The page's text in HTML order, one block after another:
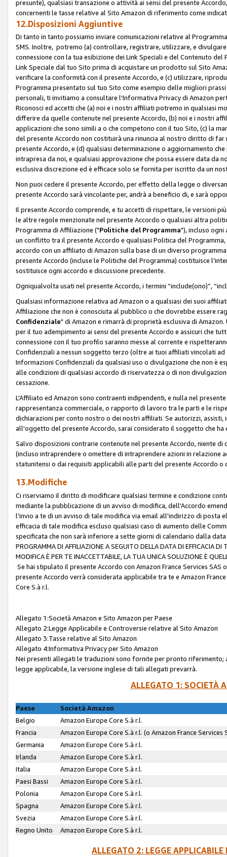
presunte), qualsiasi transazione o attività ai sensi del presente
concernenti le tasse relative al Sito Amazon di riferimento come
12.Disposizioni Aggiuntive
Di tanto in tanto possiamo inviare comunicazioni relative al
SMS. Inoltre, potremo (a) controllare, registrare, utilizzare, e
connessione con la tua esibizione dei Link Speciali e del Contenuto
Link Speciale dal tuo Sito prima di acquistare un prodotto sul Sito
verificare la conformità con il presente Accordo, e (c) utilizzare,
Programma presentato sul tuo Sito come esempio delle migliori
personali, ti invitiamo a consultare l'Informativa Privacy di Amazon
Riconosci ed accetti che (a) noi e i nostri affiliati potremo in qualsiasi
differire da quelle contenute nel presente Accordo, (b) noi e i nostri
applicazioni che sono simili a o che competono con il tuo Sito, (c) la
del presente Accordo non costituirà una rinuncia al nostro diritto di
presente Accordo, e (d) qualsiasi determinazione o aggiornamento
intrapresa da noi, e qualsiasi approvazione che possa essere data
esclusiva discrezione ed è efficace solo se fornita per iscritto da un
Non puoi cedere il presente Accordo, per effetto della legge o
presente Accordo sarà vincolante per, andrà a beneficio di, e sarà
Il presente Accordo comprende, e tu accetti di rispettare, le versioni
le altre regole menzionate nel presente Accordo o qualsiasi altra
Programma di Affiliazione ("Politiche del Programma"), incluso
un conflitto tra il presente Accordo e qualsiasi Politica del
accordo con un affiliato di Amazon sulla base di un diverso
presente Accordo (incluse le Politiche del Programma) costituisce
sostituisce ogni accordo e discussione precedente.
Ogniqualvolta usati nel presente Accordo, i termini “include(ono)”,
Qualsiasi informazione relativa ad Amazon o a qualsiasi dei suoi
Affiliazione che non è conosciuta al pubblico o che dovrebbe essere
Confidenziale" di Amazon e rimarrà di proprietà esclusiva di
per il tuo adempimento ai sensi del presente Accordo e assicuri che
connessione con il tuo profilo saranno messe al corrente e
Confidenziali a nessun soggetto terzo (oltre ai tuoi affiliati vincolati
Informazioni Confidenziali da qualsiasi uso o divulgazione che non è
alle condizioni di qualsiasi accordo di riservatezza o di non
cessazione.
L'Affiliato ed Amazon sono contraenti indipendenti, e nulla nel
rappresentanza commerciale, o rapporto di lavoro tra le parti e le
dichiarazioni per conto nostro o dei nostri affiliati. Se autorizzi,
all'oggetto del presente Accordo, sarai considerato il soggetto che
Salvo disposizioni contrarie contenute nel presente Accordo, niente
(incluso intraprendere o omettere di intraprendere azioni in relazione
statunitensi o dai requisiti applicabili alle parti del presente Accordo o
13.Modifiche
Ci riserviamo il diritto di modificare qualsiasi termine e condizione
mediante la pubblicazione di un avviso di modifica, dell'Accordo
l'invio a te di un avviso di tale modifica via email all'indirizzo di
efficacia di tale modifica escluso qualsiasi caso di aumento delle
specificata che non sarà inferiore a sette giorni di calendario dalla data
PROGRAMMA DI AFFILIAZIONE A SEGUITO DELLA DATA DI EFFICACIA
MODIFICA È PER TE INACCETTABILE, LA TUA UNICA SOLUZIONE È
Se hai stipulato il presente Accordo con Amazon France Services
presente Accordo verrà considerata applicabile tra te e Amazon
Core S.à r.l.
Allegato 1:Società Amazon e Sito Amazon per Paese
Allegato 2:Legge Applicabile e Controversie relative al Sito Amazon
Allegato 3:Tasse relative al Sito Amazon
Allegato 4:Informativa Privacy per Sito Amazon
Nei presenti allegati le traduzioni sono fornite per pronto riferimento;
legge applicabile, la versione inglese di tali allegati prevarrà.
ALLEGATO 1: SOCIETÀ
Paese
Società Amazon
Belgio
Amazon Europe Core S.à r.l.
Francia
Amazon Europe Core S.à r.l. (o Amazon France
Germania
Amazon Europe Core S.à r.l.
Irlanda
Amazon Europe Core S.à r.l.
Italia
Amazon Europe Core S.à r.l.
Paesi Bassi
Amazon Europe Core S.à r.l.
Polonia
Amazon Europe Core S.à r.l.
Spagna
Amazon Europe Core S.à r.l.
Svezia
Amazon Europe Core S.à r.l.
Regno Unito
Amazon Europe Core S.à r.l.
ALLEGATO 2: LEGGE